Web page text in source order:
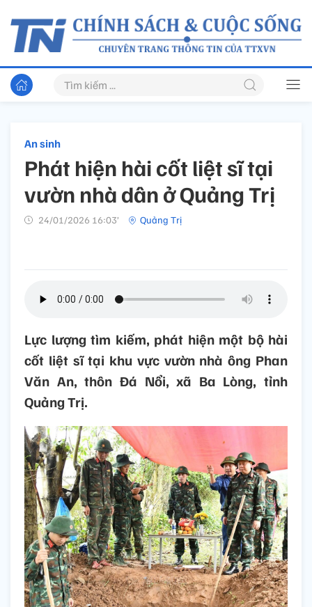
An sinh
Phát hiện hài cốt liệt sĩ tại
vườn nhà dân ở Quảng Trị
24/01/2026 16:03’ Quảng Trị
Lực lượng tìm kiếm, phát hiện một bộ hài
cốt liệt sĩ tại khu vực vườn nhà ông Phan
Văn An, thôn Đá Nổi, xã Ba Lòng, tỉnh
Quảng Trị.